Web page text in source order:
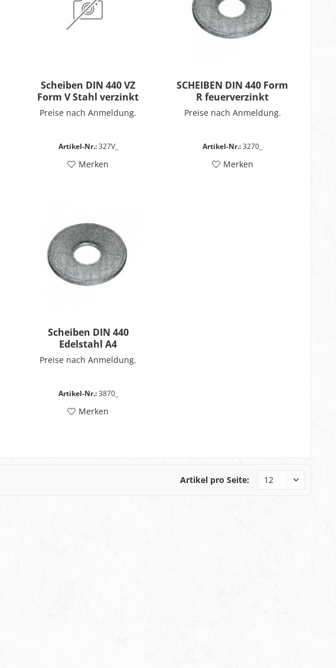
Scheiben DIN 440 VZ
Form V Stahl verzinkt
Preise nach Anmeldung.
Artikel-Nr.:327V_
Merken
SCHEIBEN DIN 440 Form
R feuerverzinkt
Preise nach Anmeldung.
Artikel-Nr.:3270_
Merken
Scheiben DIN 440
Edelstahl A4
Preise nach Anmeldung.
Artikel-Nr.:3870_
Merken
Artikel pro Seite: